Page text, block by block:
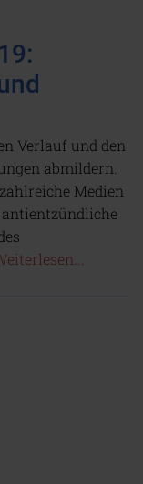
Verlauf und den
abmildern.
Medien